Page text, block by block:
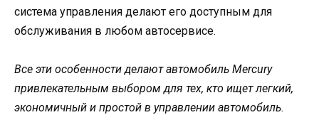
система управления делают его доступным для
обслуживания в любом автосервисе.
Все эти особенности делают автомобиль Mercury
привлекательным выбором для тех, кто ищет легкий,
экономичный и простой в управлении автомобиль.